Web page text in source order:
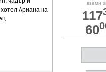
вземи
117
60